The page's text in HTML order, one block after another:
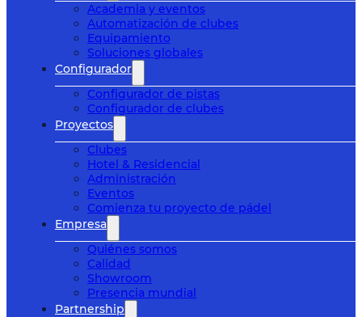
Academia y eventos
Automatización de clubes
Equipamiento
Soluciones globales
Configurador
Configurador de pistas
Configurador de clubes
Proyectos
Clubes
Hotel & Residencial
Administración
Eventos
Comienza tu proyecto de pádel
Empresa
Quiénes somos
Calidad
Showroom
Presencia mundial
Partnership